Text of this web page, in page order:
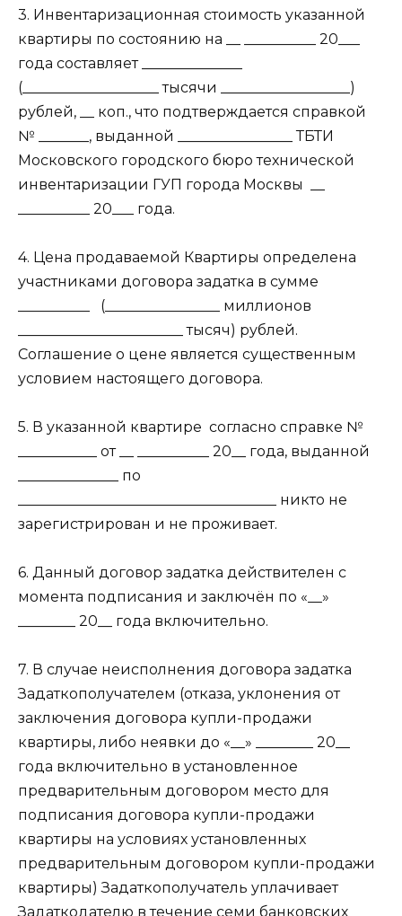
3. Инвентаризационная стоимость указанной
квартиры по состоянию на __ __________ 20___
года составляет ______________
(___________________ тысячи __________________)
рублей, __ коп., что подтверждается справкой
№ _______, выданной ________________ ТБТИ
Московского городского бюро технической
инвентаризации ГУП города Москвы
__________ 20___ года.
4. Цена продаваемой Квартиры определена
участниками договора задатка в сумме
(________________ миллионов
_______________________ тысяч) рублей.
Соглашение о цене является существенным
условием настоящего договора.
5. В указанной квартире согласно справке №
___________ от __ __________ 20__ года, выданной
______________ по
____________________________________ никто не
зарегистрирован и не проживает.
6. Данный договор задатка действителен с
момента подписания и заключён по «__»
________ 20__ года включительно.
7. В случае неисполнения договора задатка
Задаткополучателем (отказа, уклонения от
заключения договора купли-продажи
квартиры, либо неявки до «__» ________ 20__
года включительно в установленное
предварительным договором место для
подписания договора купли-продажи
квартиры на условиях установленных
предварительным договором купли-продажи
квартиры) Задаткополучатель уплачивает
Задаткодателю в течение семи банковских